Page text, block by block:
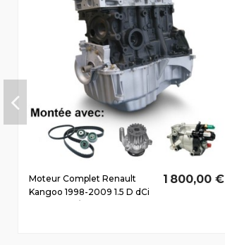
Moteur Complet Renault
Kangoo 1998-2009 1.5 D dCi
1 800,00 €